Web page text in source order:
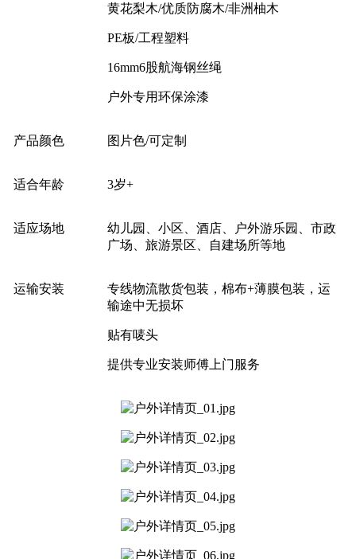
黄花梨木/优质防腐木/非洲柚木
PE板/工程塑料
16mm6股航海钢丝绳
户外专用环保涂漆
产品颜色 图片色/可定制
适合年龄 3岁+
适应场地
幼儿园、小区、酒店、户外游乐园、市政
广场、旅游景区、自建场所等地
运输安装
专线物流散货包装，棉布+薄膜包装，运
输途中无损坏
贴有唛头
提供专业安装师傅上门服务